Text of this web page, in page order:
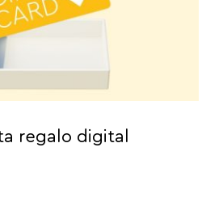
regalo digital